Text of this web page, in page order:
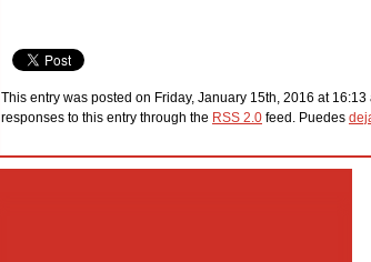
This entry was posted on Friday, January 15th, 2016 at
responses to this entry through the RSS 2.0 feed. Puedes